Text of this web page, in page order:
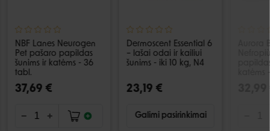
NBF Lanes Neurogen
Pet pašaro papildas
šunims ir katėms - 36
tabl.
37,69 €
Dermoscent Essential 6
– lašai odai ir kailiui
šunims - iki 10 kg, N4
23,19 €
Galimi pasirinkimai
Aurora